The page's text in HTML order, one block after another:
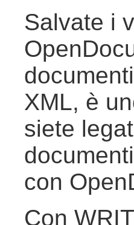
Salvate i
XML, è
siete
con
Con